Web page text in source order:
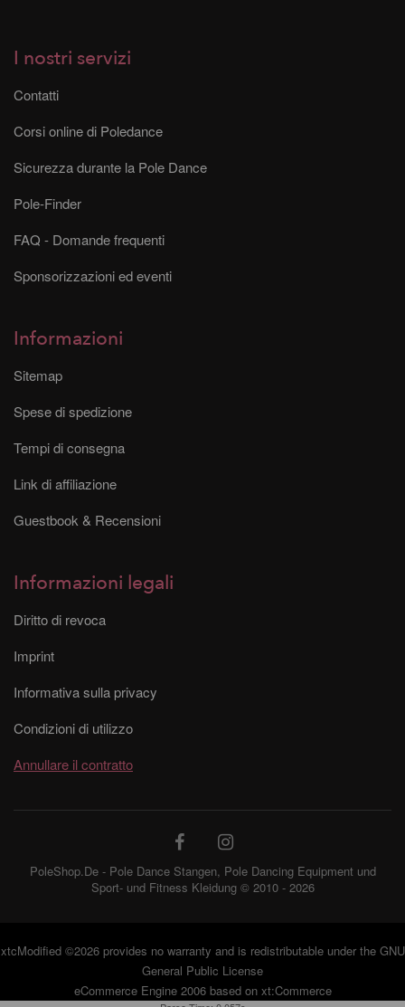
I nostri servizi
Contatti
Corsi online di Poledance
Sicurezza durante la Pole Dance
Pole-Finder
FAQ - Domande frequenti
Sponsorizzazioni ed eventi
Informazioni
Sitemap
Spese di spedizione
Tempi di consegna
Link di affiliazione
Guestbook & Recensioni
Informazioni legali
Diritto di revoca
Imprint
Informativa sulla privacy
Condizioni di utilizzo
Annullare il contratto
PoleShop.De - Pole Dance Stangen, Pole Dancing Equipment und
Sport- und Fitness Kleidung © 2010 - 2026
xtcModified©2026 provides no warranty and is redistributable under the GNU
General Public License
eCommerce Engine 2006 based on xt:Commerce